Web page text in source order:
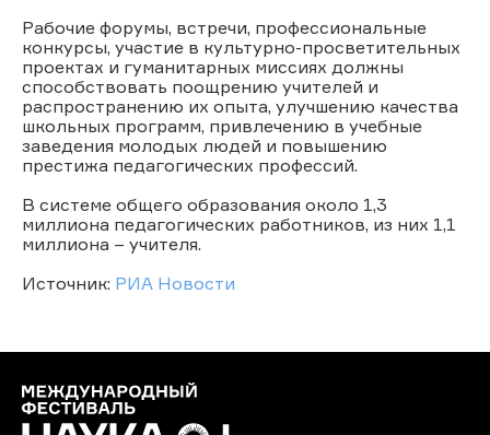
Рабочие форумы, встречи, профессиональные
конкурсы, участие в культурно-просветительных
проектах и гуманитарных миссиях должны
способствовать поощрению учителей и
распространению их опыта, улучшению качества
школьных программ, привлечению в учебные
заведения молодых людей и повышению
престижа педагогических профессий.
В системе общего образования около 1,3
миллиона педагогических работников, из них 1,1
миллиона – учителя.
Источник: РИА Новости